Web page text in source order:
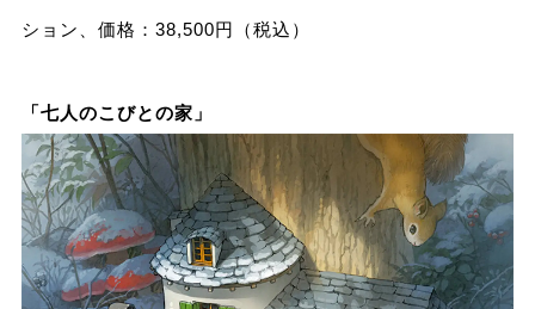
ション、価格：38,500円（税込）
「七人のこびとの家」